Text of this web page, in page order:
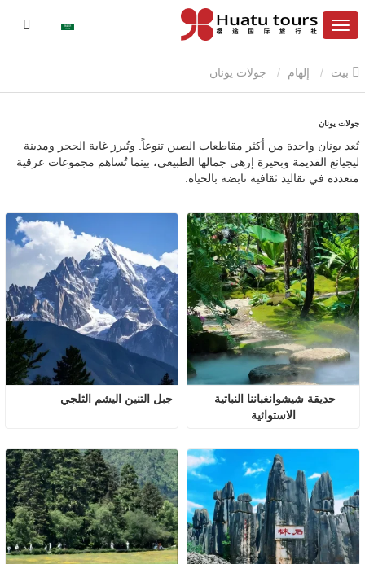
إلهام
جولات يونان
تُعد يونان واحدة من أكثر مقاطعات الصين تنوعاً. وتُبرز غابة الحجر ومدينة
ليجيانغ القديمة وبحيرة إرهي جمالها الطبيعي، بينما تُساهم مجموعات عرقية
متعددة في تقاليد ثقافية نابضة بالحياة.
جبل التنين اليشم الثلجي
الاستوائية